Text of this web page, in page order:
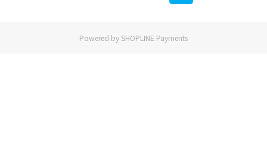
Powered by SHOPLINE Payments